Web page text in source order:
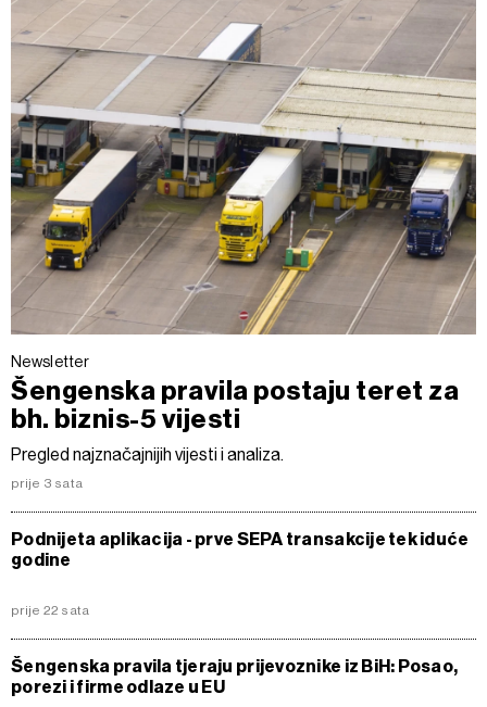
Newsletter
Šengenska pravila postaju teret za
bh. biznis-5 vijesti
Pregled najznačajnijih vijesti i analiza.
prije 3 sata
Podnijeta aplikacija - prve SEPA transakcije tek iduće
godine
prije 22 sata
Šengenska pravila tjeraju prijevoznike iz BiH: Posao,
porezi i firme odlaze u EU